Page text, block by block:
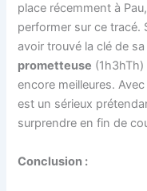
place récemment à
performer sur ce tracé.
avoir trouvé la clé de
prometteuse
encore meilleures.
est un sérieux
surprendre en fin de
Conclusion :